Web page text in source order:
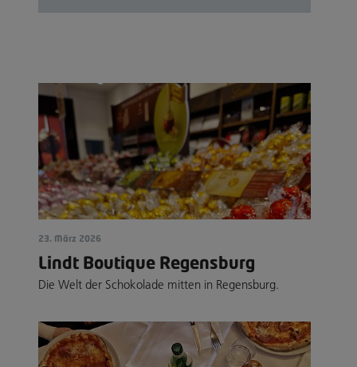
23. März 2026
Lindt Boutique Regensburg
Die Welt der Schokolade mitten in Regensburg.